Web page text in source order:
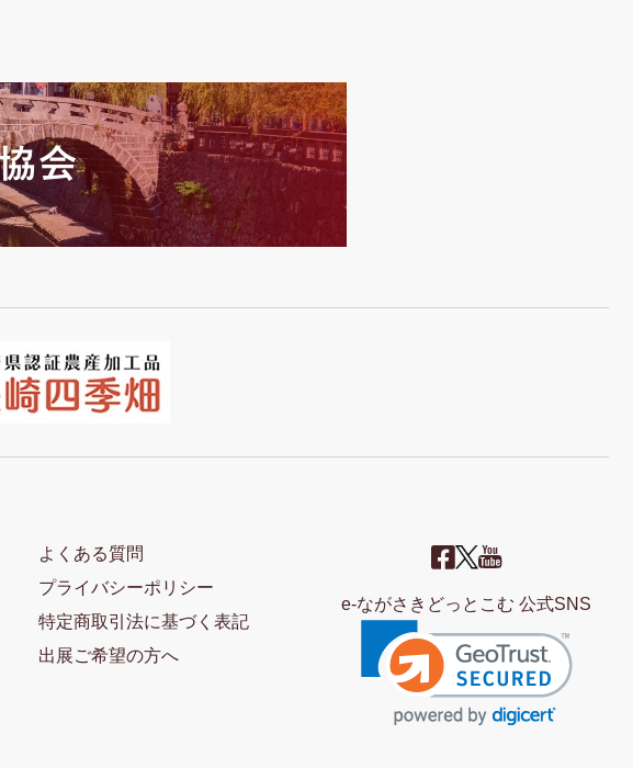
よくある質問
プライバシーポリシー
特定商取引法に基づく表記
出展ご希望の方へ
e-ながさきどっとこむ 公式SNS